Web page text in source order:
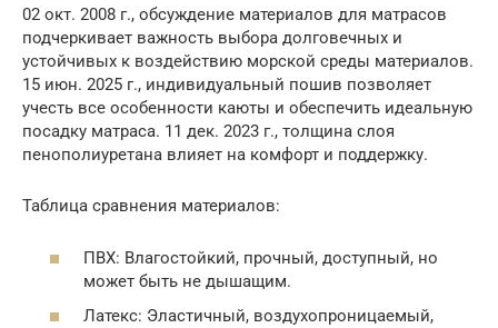
02 окт. 2008 г., обсуждение материалов для матрасов
подчеркивает важность выбора долговечных и
устойчивых к воздействию морской среды материалов.
15 июн. 2025 г., индивидуальный пошив позволяет
учесть все особенности каюты и обеспечить идеальную
посадку матраса. 11 дек. 2023 г., толщина слоя
пенополиуретана влияет на комфорт и поддержку.
Таблица сравнения материалов:
ПВХ: Влагостойкий, прочный, доступный, но
может быть не дышащим.
Латекс: Эластичный, воздухопроницаемый,